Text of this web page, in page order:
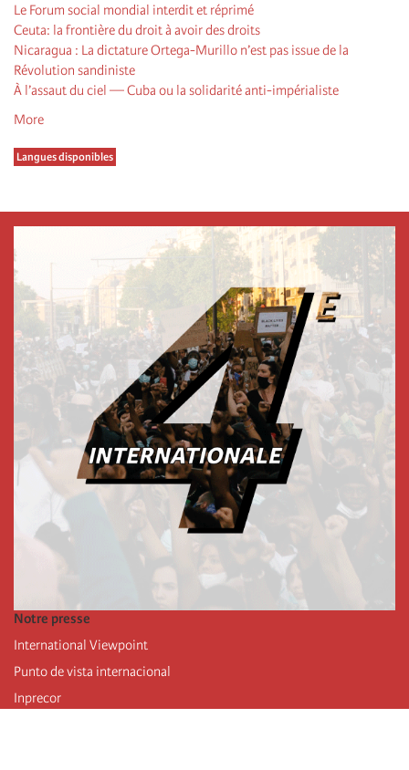
Le Forum social mondial interdit et réprimé
Ceuta: la frontière du droit à avoir des droits
Nicaragua : La dictature Ortega-Murillo n’est pas issue de la
Révolution sandiniste
À l’assaut du ciel — Cuba ou la solidarité anti-impérialiste
More
Langues disponibles
Notre presse
International Viewpoint
Punto de vista internacional
Inprecor